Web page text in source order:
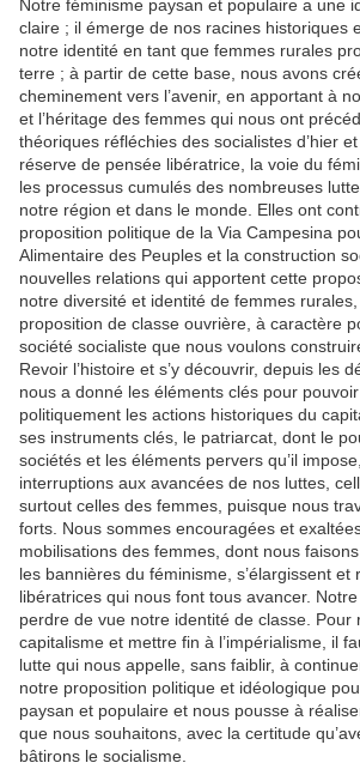
Notre féminisme paysan et populaire a une
claire ; il émerge de nos racines historiques
notre identité en tant que femmes rurales
terre ; à partir de cette base, nous avons
cheminement vers l’avenir, en apportant à
et l’héritage des femmes qui nous ont
théoriques réfléchies des socialistes d’hier
réserve de pensée libératrice, la voie du
les processus cumulés des nombreuses
notre région et dans le monde. Elles ont
proposition politique de la Via Campesina
Alimentaire des Peuples et la construction
nouvelles relations qui apportent cette
notre diversité et identité de femmes
proposition de classe ouvrière, à caractère
société socialiste que nous voulons
Revoir l’histoire et s’y découvrir, depuis les
nous a donné les éléments clés pour
politiquement les actions historiques du
ses instruments clés, le patriarcat, dont le
sociétés et les éléments pervers qu’il
interruptions aux avancées de nos luttes,
surtout celles des femmes, puisque nous
forts. Nous sommes encouragées et
mobilisations des femmes, dont nous
les bannières du féminisme, s’élargissent et
libératrices qui nous font tous avancer.
perdre de vue notre identité de classe. Pour
capitalisme et mettre fin à l’impérialisme, il
lutte qui nous appelle, sans faiblir, à
notre proposition politique et idéologique
paysan et populaire et nous pousse à
que nous souhaitons, avec la certitude
bâtirons le socialisme.